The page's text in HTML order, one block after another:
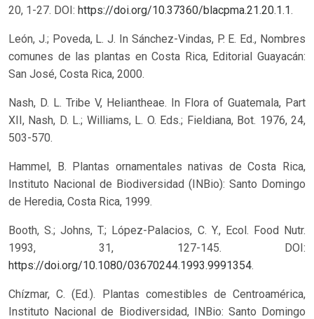
20, 1-27. DOI: https://doi.org/10.37360/blacpma.21.20.1.1.
León, J.; Poveda, L. J. In Sánchez-Vindas, P. E. Ed., Nombres
comunes de las plantas en Costa Rica, Editorial Guayacán:
San José, Costa Rica, 2000.
Nash, D. L. Tribe V, Heliantheae. In Flora of Guatemala, Part
XII, Nash, D. L.; Williams, L. O. Eds.; Fieldiana, Bot. 1976, 24,
503-570.
Hammel, B. Plantas ornamentales nativas de Costa Rica,
Instituto Nacional de Biodiversidad (INBio): Santo Domingo
de Heredia, Costa Rica, 1999.
Booth, S.; Johns, T.; López-Palacios, C. Y., Ecol. Food Nutr.
1993, 31, 127-145. DOI:
https://doi.org/10.1080/03670244.1993.9991354.
Chízmar, C. (Ed.). Plantas comestibles de Centroamérica,
Instituto Nacional de Biodiversidad, INBio: Santo Domingo